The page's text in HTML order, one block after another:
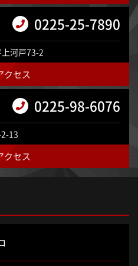
0225-25-7890
河戸73-2
クセス
0225-98-6076
13
クセス